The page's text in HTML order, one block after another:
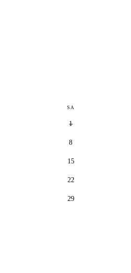
SA
1
8
15
22
29